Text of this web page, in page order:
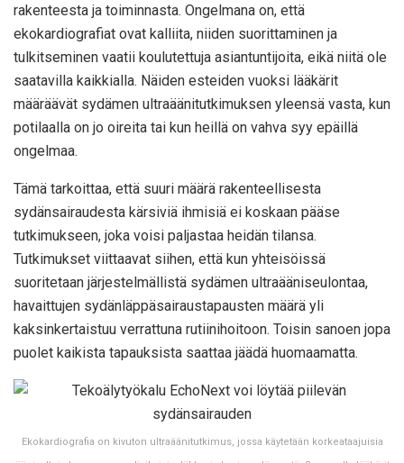
rakenteesta ja toiminnasta. Ongelmana on, että
ekokardiografiat ovat kalliita, niiden suorittaminen ja
tulkitseminen vaatii koulutettuja asiantuntijoita, eikä niitä ole
saatavilla kaikkialla. Näiden esteiden vuoksi lääkärit
määräävät sydämen ultraäänitutkimuksen yleensä vasta, kun
potilaalla on jo oireita tai kun heillä on vahva syy epäillä
ongelmaa.
Tämä tarkoittaa, että suuri määrä rakenteellisesta
sydänsairaudesta kärsiviä ihmisiä ei koskaan pääse
tutkimukseen, joka voisi paljastaa heidän tilansa.
Tutkimukset viittaavat siihen, että kun yhteisöissä
suoritetaan järjestelmällistä sydämen ultraääniseulontaa,
havaittujen sydänläppäsairaustapausten määrä yli
kaksinkertaistuu verrattuna rutiinihoitoon. Toisin sanoen jopa
puolet kaikista tapauksista saattaa jäädä huomaamatta.
Ekokardiografia on kivuton ultraäänitutkimus, jossa käytetään korkeataajuisia